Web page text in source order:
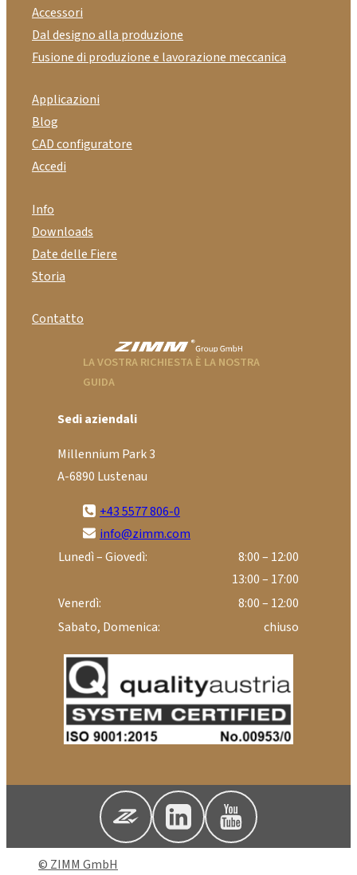
Accessori
Dal designo alla produzione
Fusione di produzione e lavorazione meccanica
Applicazioni
Blog
CAD configuratore
Accedi
Info
Downloads
Date delle Fiere
Storia
Contatto
LA VOSTRA RICHIESTA È LA NOSTRA
GUIDA
Sedi aziendali
Millennium Park 3
A-6890 Lustenau
+43 5577 806-0
info@zimm.com
Lunedì – Giovedì:
8:00 – 12:00
13:00 – 17:00
Venerdì:
8:00 – 12:00
Sabato, Domenica:
chiuso
© ZIMM GmbH